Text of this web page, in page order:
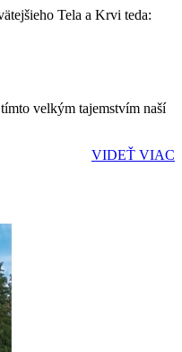
Tela a Krvi teda:
velkým tajemstvím naší
VIDEŤ VIAC